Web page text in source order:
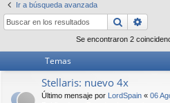
do
s
Ir a búsqueda avanzada
Buscar
Se encontraron 2
Temas
Stellaris: nuevo 4x
Último mensaje por LordSpain « 06